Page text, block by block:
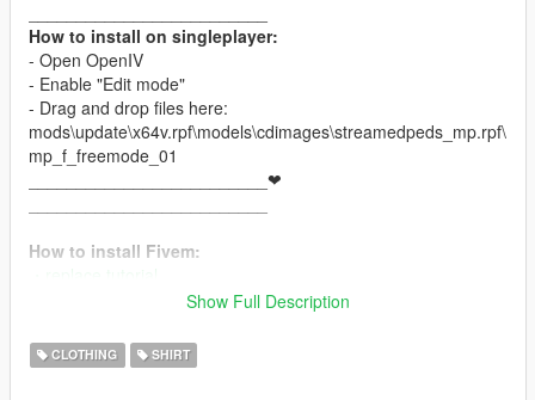
How to install on singleplayer:
- Open OpenIV
- Enable "Edit mode"
- Drag and drop files here:
mods\update\x64v.rpf\models\cdimages\streamedpeds_mp.rpf\
mp_f_freemode_01
_________________________❤
How to install Fivem:
・replace tutorial
_________________________
CREDITS: Model created by the Zaiders Store team.
Show Full Description
CLOTHING SHIRT